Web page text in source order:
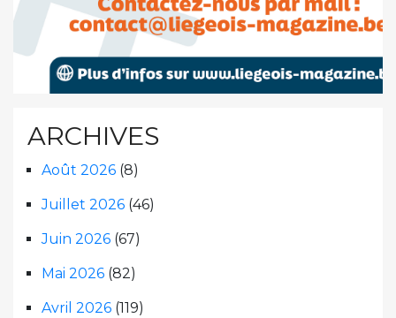
ARCHIVES
Août 2026 (8)
Juillet 2026 (46)
Juin 2026 (67)
Mai 2026 (82)
Avril 2026 (119)